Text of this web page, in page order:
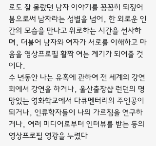
로도 잘 몰랐던 남자 이야기를 꼼꼼히 되짚어
봄으로써 남자라는 성별을 넘어, 한 외로운 인
간의 모습을 만나고 위로하는 시간을 선사하
며, 더불어 남자와 여자가 서로를 이해하고 마
음을 영상프로필 활짝 여는 계기가 되어줄 것
이다.
수 년동안 나는 유혹에 관하여 전 세계의 강연
회에서 강연을 하거나, 울산출장샵 런던의 명
망있는 영화학교에서 다큐멘터리의 주인공이
되거나, 인류학자들이 나의 가르침을 연구하
거나, 여러 미디어로부터 인터뷰를 받는 등의
영상프로필 영광을 누렸다